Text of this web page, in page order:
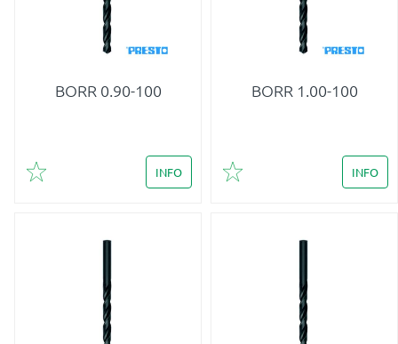
BORR 0.90-100
Lägg till i favoriter
INFO
BORR 1.00-100
Lägg till i favoriter
INFO